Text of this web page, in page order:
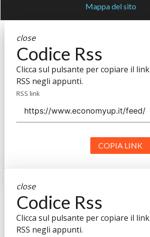
Mappa del sito
close
Codice Rss
Clicca sul pulsante per copiare il link
RSS negli appunti.
RSS link
COPIA LINK
close
Codice Rss
Clicca sul pulsante per copiare il link
RSS negli appunti.